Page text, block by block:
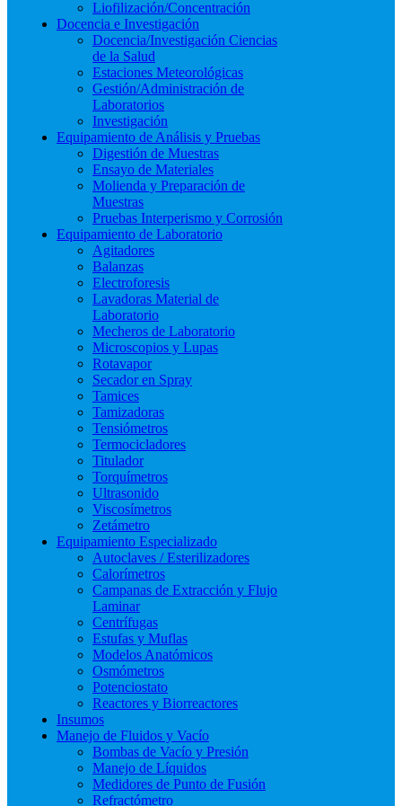
Liofilización/Concentración
Docencia e Investigación
Docencia/Investigación Ciencias
de la Salud
Estaciones Meteorológicas
Gestión/Administración de
Laboratorios
Investigación
Equipamiento de Análisis y Pruebas
Digestión de Muestras
Ensayo de Materiales
Molienda y Preparación de
Muestras
Pruebas Interperismo y Corrosión
Equipamiento de Laboratorio
Agitadores
Balanzas
Electroforesis
Lavadoras Material de
Laboratorio
Mecheros de Laboratorio
Microscopios y Lupas
Rotavapor
Secador en Spray
Tamices
Tamizadoras
Tensiómetros
Termocicladores
Titulador
Torquímetros
Ultrasonido
Viscosímetros
Zetámetro
Equipamiento Especializado
Autoclaves / Esterilizadores
Calorímetros
Campanas de Extracción y Flujo
Laminar
Centrífugas
Estufas y Muflas
Modelos Anatómicos
Osmómetros
Potenciostato
Reactores y Biorreactores
Insumos
Manejo de Fluidos y Vacío
Bombas de Vacío y Presión
Manejo de Líquidos
Medidores de Punto de Fusión
Refractómetro